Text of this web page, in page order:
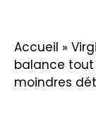
Accueil »
balance tout
moindres